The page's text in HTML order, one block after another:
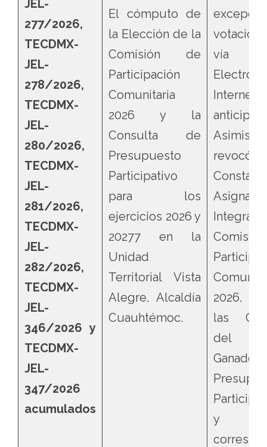
JEL-
277/2026,
TECDMX-
JEL-
278/2026,
TECDMX-
JEL-
280/2026,
TECDMX-
JEL-
281/2026,
TECDMX-
JEL-
282/2026,
TECDMX-
JEL-
346/2026 y
TECDMX-
JEL-
347/2026
acumulados
El cómputo de
la Elección de la
Comisión de
Participación
Comunitaria
2026 y la
Consulta de
Presupuesto
Participativo
para los
ejercicios 2026 y
20277 en la
Unidad
Territorial Vista
Alegre, Alcaldía
Cuauhtémoc.
vía
2026,
las
del
y